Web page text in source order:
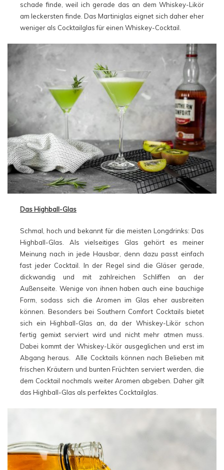
schade finde, weil ich gerade das an dem Whiskey-Likör
am leckersten finde. Das Martiniglas eignet sich daher eher
weniger als Cocktailglas für einen Whiskey-Cocktail.
Das Highball-Glas
Schmal, hoch und bekannt für die meisten Longdrinks: Das
Highball-Glas. Als vielseitiges Glas gehört es meiner
Meinung nach in jede Hausbar, denn dazu passt einfach
fast jeder Cocktail. In der Regel sind die Gläser gerade,
dickwandig und mit zahlreichen Schliffen an der
Außenseite. Wenige von ihnen haben auch eine bauchige
Form, sodass sich die Aromen im Glas eher ausbreiten
können. Besonders bei Southern Comfort Cocktails bietet
sich ein Highball-Glas an, da der Whiskey-Likör schon
fertig gemixt serviert wird und nicht mehr atmen muss.
Dabei kommt der Whiskey-Likör ausgeglichen und erst im
Abgang heraus. Alle Cocktails können nach Belieben mit
frischen Kräutern und bunten Früchten serviert werden, die
dem Cocktail nochmals weiter Aromen abgeben. Daher gilt
das Highball-Glas als perfektes Cocktailglas.